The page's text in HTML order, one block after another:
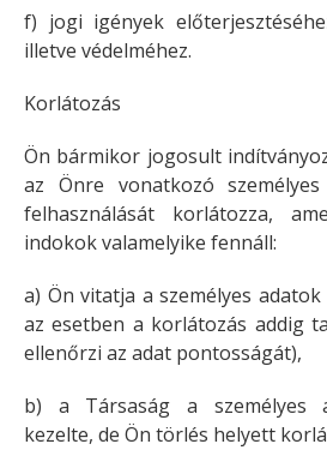
f) jogi igények
illetve védelméhez.
Korlátozás
Ön bármikor jogosult
az Önre vonatkozó
felhasználását korlátozza,
indokok valamelyike fennáll:
a) Ön vitatja a személyes
az esetben a korlátozás addig
ellenőrzi az adat pontosságát),
b) a Társaság a személyes
kezelte, de Ön törlés helyett